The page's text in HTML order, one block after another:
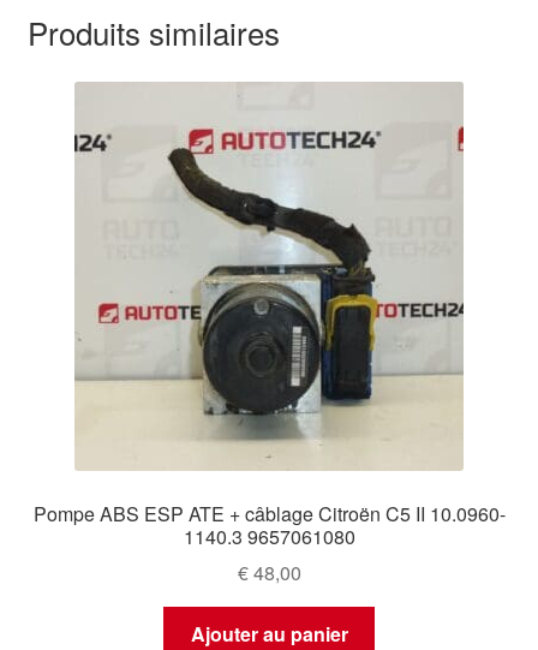
Produits similaires
Pompe ABS ESP ATE + câblage Citroën C5 II 10.0960-
1140.3 9657061080
€48,00
Ajouter au panier